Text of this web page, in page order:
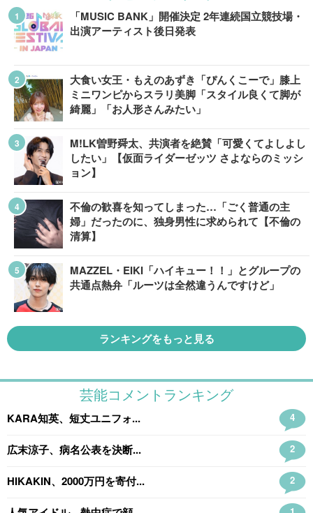
「MUSIC BANK」開催決定 2年連続国立競技場・
出演アーティスト後日発表
大食い女王・もえのあずき「ぴんくこーで」膝上
ミニワンピからスラリ美脚「スタイル良くて脚が
綺麗」「お人形さんみたい」
M!LK曽野舜太、共演者を絶賛「可愛くてよしよし
したい」【仮面ライダーゼッツ さよならのミッシ
ョン】
不倫の歓喜を知ってしまった…「ごく普通の主
婦」だったのに、独身男性に求められて【不倫の
清算】
MAZZEL・EIKI「ハイキュー！！」とグループの
共通点熱弁「ルーツは全然違うんですけど」
ランキングをもっと見る